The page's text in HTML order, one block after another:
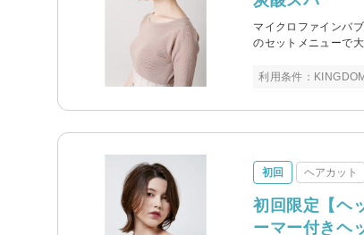
マイクロファインバ
のセットメニューで大
利用条件：
初回 ヘアカット
初回限定【ヘ
ーマー付きヘ